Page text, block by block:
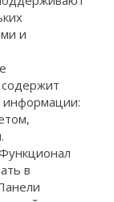
и
информации:
в